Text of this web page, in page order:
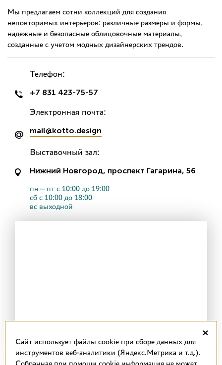
Мы предлагаем сотни коллекций для создания
неповторимых интерьеров: различные размеры и формы,
надежные и безопасные облицовочные материалы,
созданные с учетом модных дизайнерских трендов.
Телефон:
+7 831 423-75-57
Электронная почта:
mail@kotto.design
Выставочный зал:
Нижний Новгород, проспект Гагарина, 56
пн—пт с 10:00 до 19:00
сб с 10:00 до 18:00
вс выходной
×
Cайт использует файлы cookie при сборе данных для
инструментов веб-аналитики (Яндекс.Метрика и т.д.).
Собранная при помощи cookie информация не может